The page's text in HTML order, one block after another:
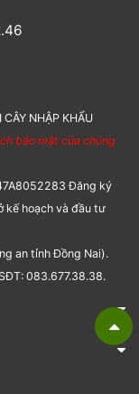
NHẬP KHẨU
bảo mật của chúng
Đăng ký
kế hoạch và đầu tư
an tỉnh Đồng Nai).
083.677.38.38.